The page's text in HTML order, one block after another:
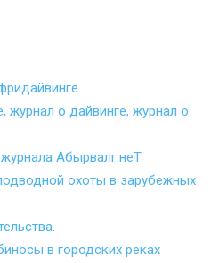
журнал о дайвинге, журнал о
Абырвалг.неТ
охоты в зарубежных
в городских реках